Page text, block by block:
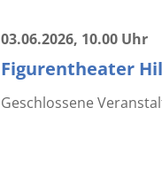
03.06.2026, 10.00 Uhr
Figurentheater
Geschlossene